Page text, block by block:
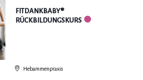
FITDANKBABY®
RÜCKBILDUNGSKURS
Hebammenpraxis